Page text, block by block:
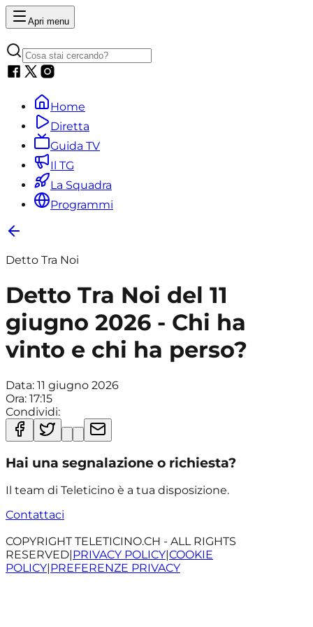
Apri menu
Home
Diretta
Guida TV
Il TG
La Squadra
Programmi
Detto Tra Noi
Detto Tra Noi del 11
giugno 2026 - Chi ha
vinto e chi ha perso?
Data: 11 giugno 2026
Ora: 17:15
Condividi:
Hai una segnalazione o richiesta?
Il team di Teleticino è a tua disposizione.
Contattaci
COPYRIGHT TELETICINO.CH - ALL RIGHTS
RESERVED|PRIVACY POLICY|COOKIE
POLICY|PREFERENZE PRIVACY